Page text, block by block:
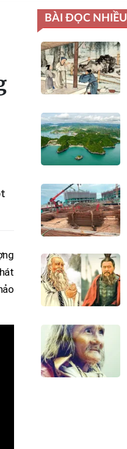
BÀI ĐỌC NHIỀU